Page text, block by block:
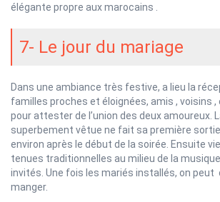
élégante propre aux marocains .
7- Le jour du mariage
Dans une ambiance très festive, a lieu la
familles proches et éloignées, amis , voisins
pour attester de l’union des deux amoureux.
superbement vêtue ne fait sa première
environ après le début de la soirée. Ensuite
tenues traditionnelles au milieu de la
invités. Une fois les mariés installés, on peut
manger.